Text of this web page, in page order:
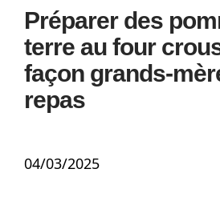
Préparer des
terre au four
façon grands-
repas
04/03/2025